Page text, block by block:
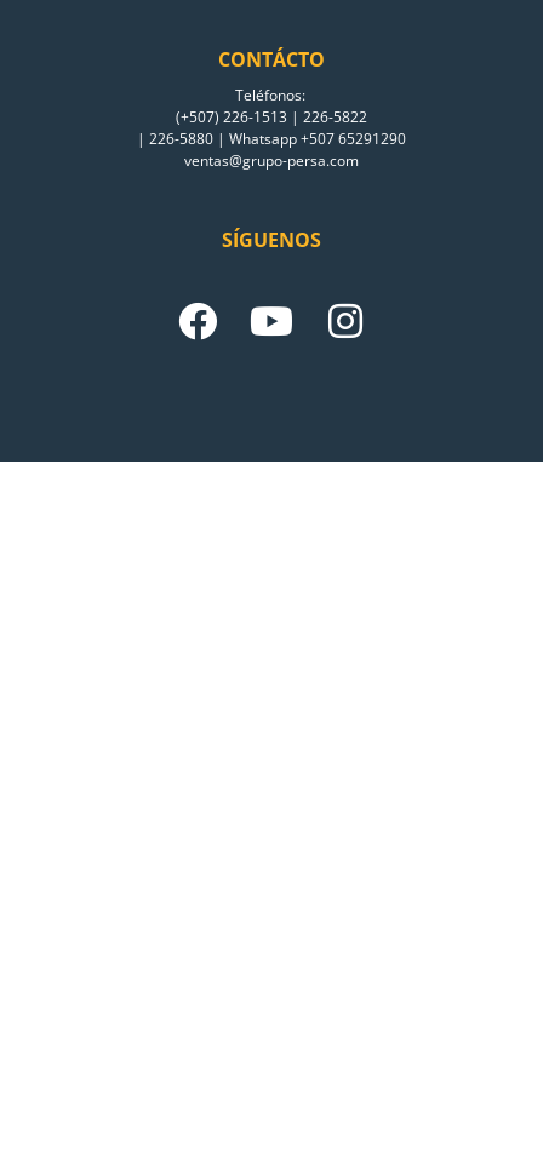
CONTÁCTO
Teléfonos:
(+507) 226-1513 | 226-5822
| 226-5880 | Whatsapp +507 65291290
ventas@grupo-persa.com
SÍGUENOS